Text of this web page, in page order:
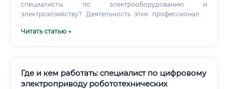
специалисты по электрооборудованию и
электрохозяйству? Деятельность этих профессионалов
лампочек.
Читать статью →
Где и кем работать: специалист по цифровому
электроприводу робототехнических